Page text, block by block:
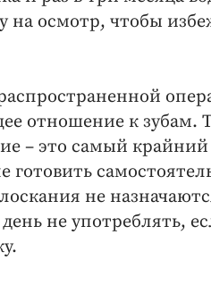
на осмотр, чтобы
отношение к зубам.
– это самый
готовить
не
не употреблять,